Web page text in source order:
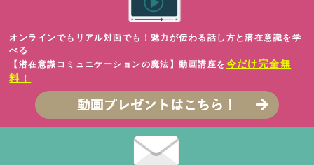
オンラインでもリアル対面でも！魅力が伝わる話し方と潜在意識を学
べる
【潜在意識コミュニケーションの魔法】動画講座を今だけ完全無
料！